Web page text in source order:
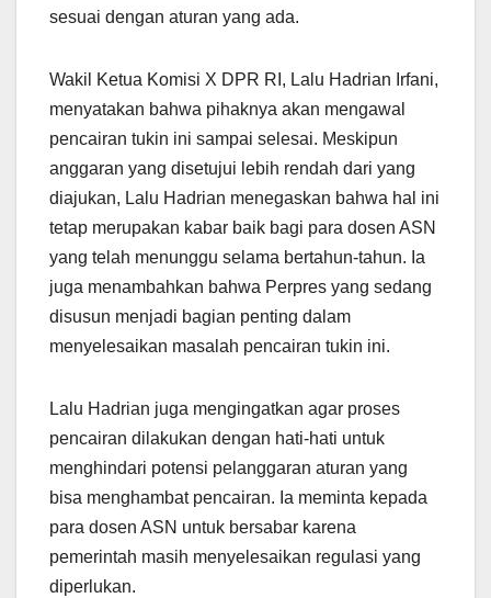
sesuai dengan aturan yang ada.
Wakil Ketua Komisi X DPR RI, Lalu Hadrian Irfani,
menyatakan bahwa pihaknya akan mengawal
pencairan tukin ini sampai selesai. Meskipun
anggaran yang disetujui lebih rendah dari yang
diajukan, Lalu Hadrian menegaskan bahwa hal ini
tetap merupakan kabar baik bagi para dosen ASN
yang telah menunggu selama bertahun-tahun. Ia
juga menambahkan bahwa Perpres yang sedang
disusun menjadi bagian penting dalam
menyelesaikan masalah pencairan tukin ini.
Lalu Hadrian juga mengingatkan agar proses
pencairan dilakukan dengan hati-hati untuk
menghindari potensi pelanggaran aturan yang
bisa menghambat pencairan. Ia meminta kepada
para dosen ASN untuk bersabar karena
pemerintah masih menyelesaikan regulasi yang
diperlukan.